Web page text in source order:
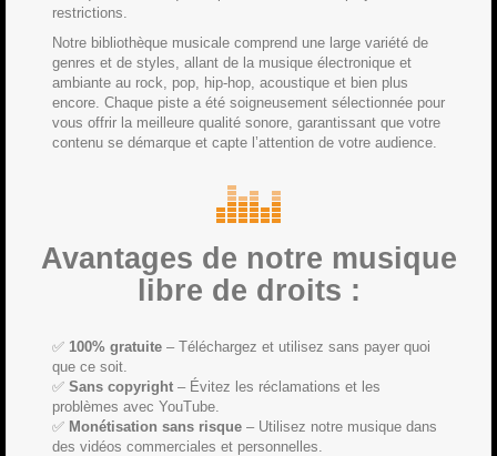
restrictions.
Notre bibliothèque musicale comprend une large variété de
genres et de styles, allant de la musique électronique et
ambiante au rock, pop, hip-hop, acoustique et bien plus
encore. Chaque piste a été soigneusement sélectionnée pour
vous offrir la meilleure qualité sonore, garantissant que votre
contenu se démarque et capte l’attention de votre audience.
Avantages de notre musique
libre de droits :
✅ 100% gratuite – Téléchargez et utilisez sans payer quoi
que ce soit.
✅ Sans copyright – Évitez les réclamations et les
problèmes avec YouTube.
✅ Monétisation sans risque – Utilisez notre musique dans
des vidéos commerciales et personnelles.